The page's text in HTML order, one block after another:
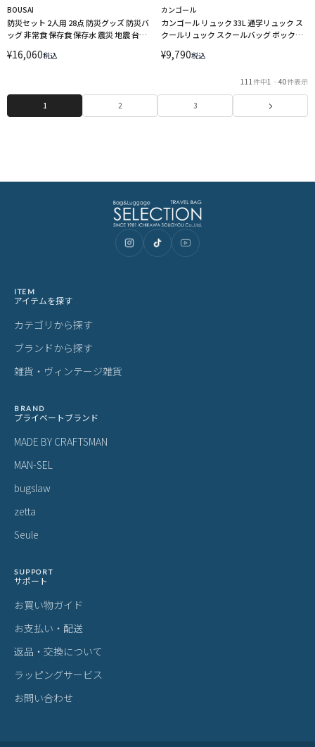
BOUSAI
防災セット 2人用 28点 防災グッズ 防災バ
ッグ 非常食 保存食 保存水 震災 地震 台風
20L 岸田産業 8-1460ei LINECPN
¥16,060税込
カンゴール
カンゴール リュック 33L 通学リュック ス
クールリュック スクールバッグ ボックス
LINECPN
¥9,790税込
111 件中1 - 40件表示
1 2 3
ITEM
アイテムを探す
カテゴリから探す
ブランドから探す
雑貨・ヴィンテージ雑貨
BRAND
プライベートブランド
MADE BY CRAFTSMAN
MAN-SEL
bugslaw
zetta
Seule
SUPPORT
サポート
お買い物ガイド
お支払い・配送
返品・交換について
ラッピングサービス
お問い合わせ